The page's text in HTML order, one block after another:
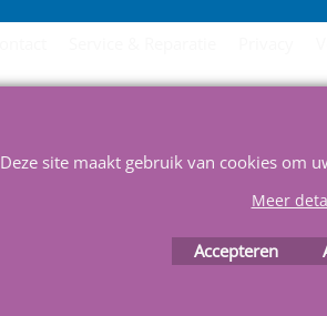
Deze site maakt gebruik van cookies om
Meer
Accepteren